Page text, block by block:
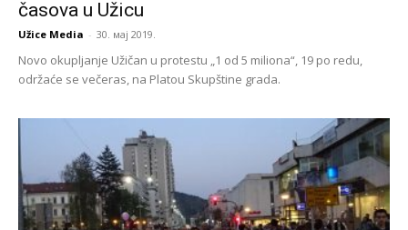
časova u Užicu
Užice Media - 30. мај 2019.
Novo okupljanje Užičan u protestu „1 od 5 miliona“, 19 po redu,
održaće se večeras, na Platou Skupštine grada.